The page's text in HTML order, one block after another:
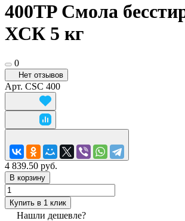
400TP Смола
ХСК 5 кг
0
Нет отзывов
Арт. CSC 400
4 839.50 руб.
В корзину
Купить в 1 клик
Нашли дешевле?